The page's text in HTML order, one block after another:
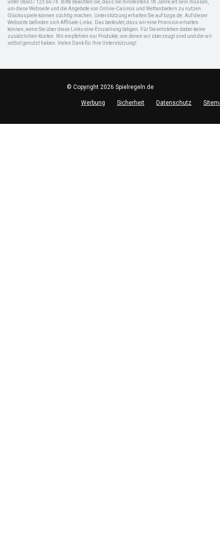
unter 0660 / 123 66 74. Bitte beachten Sie, dass Sie mindestens 18 Jahre alt sein müssen,
um diese Webseite und die Angebote von Online-Casinos und Wettanbietern zu nutzen.
Glücksspiele können süchtig machen. Unterstützung erhalten Sie auf bzga.de. Auf dieser
Webseite befinden sich Affiliate-Links. Das bedeutet, dass wir eine Provision erhalten
können, wenn Sie über diese Links eine Einzahlung tätigen. Für Sie entstehen dabei keine
zusätzlichen Kosten. Wir empfehlen nur Produkte, von denen wir überzeugt sind und die wir
selbst genutzt haben. Vielen Dank für Ihre Unterstützung!
© Copyright 2026 Spielregeln.de
Werbung Sicherheit Datenschutz